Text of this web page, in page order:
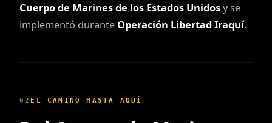
Cuerpo de Marines de los Estados Unidosy se
implementó durante Operación Libertad Iraquí.
02 EL CAMINO HASTA AQUÍ